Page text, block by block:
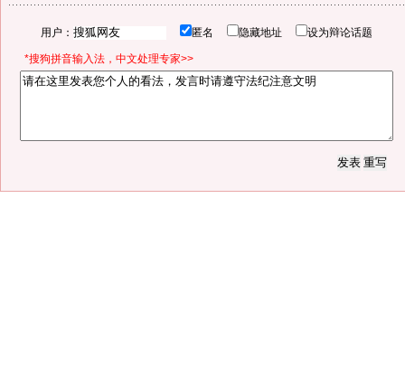
用户： 匿名 隐藏地址 设为辩论话题
*搜狗拼音输入法，中文处理专家>>